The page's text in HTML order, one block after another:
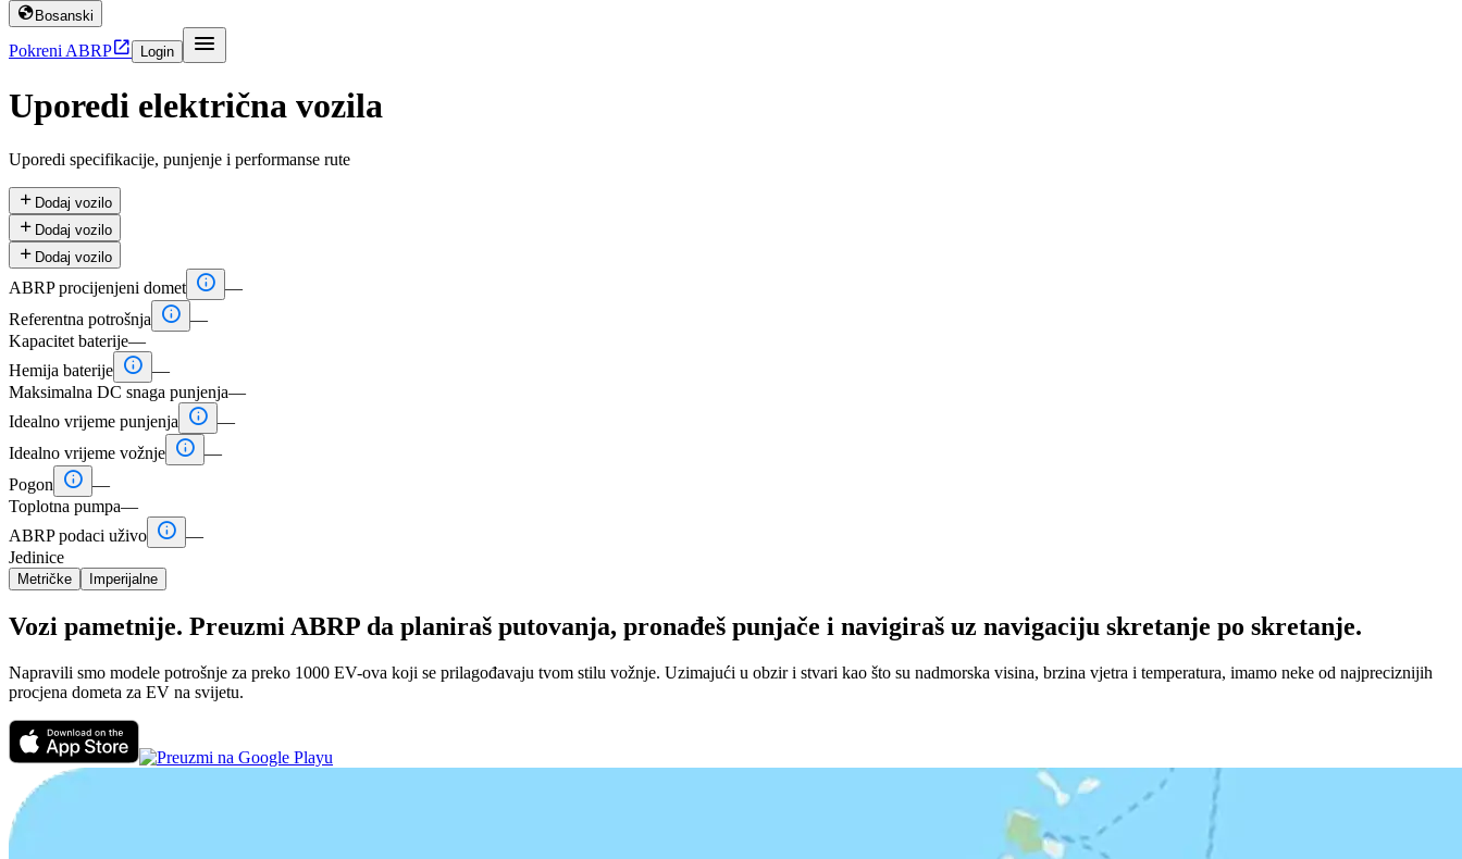
 Bosanski
Pokreni ABRP Login 
Uporedi električna vozila
Uporedi specifikacije, punjenje i performanse rute
 Dodaj vozilo
 Dodaj vozilo
 Dodaj vozilo
ABRP procijenjeni domet  —
Referentna potrošnja
 —
Kapacitet baterije—
Hemija baterije  —
Maksimalna DC snaga punjenja—
Idealno vrijeme punjenja
 —
Idealno vrijeme vožnje  —
Pogon
 —
Toplotna pumpa—
ABRP podaci uživo  —
Jedinice
Metričke Imperijalne
Vozi pametnije. Preuzmi ABRP da planiraš putovanja, pronađeš punjače i navigiraš uz navigaciju skretanje po skretanje.
Napravili smo modele potrošnje za preko 1000 EV-ova koji se prilagođavaju tvom stilu vožnje. Uzimajući u obzir i stvari kao što su nadmorska visina, brzina vjetra i temperatura, imamo neke od najpreciznijih
procjena dometa za EV na svijetu.